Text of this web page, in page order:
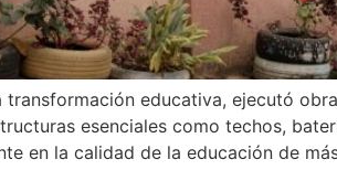
educativa, ejecutó
esenciales como techos,
en la calidad de la educación de